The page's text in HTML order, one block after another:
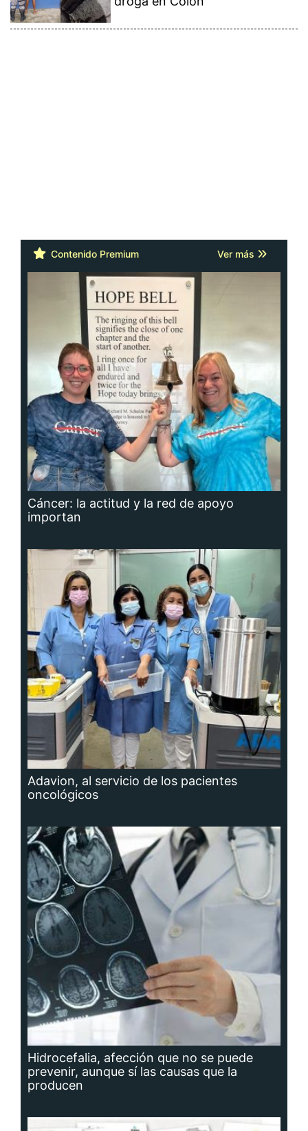
Contenido Premium Ver más
Cáncer: la actitud y la red de apoyo
importan
Adavion, al servicio de los pacientes
oncológicos
Hidrocefalia, afección que no se puede
prevenir, aunque sí las causas que la
producen